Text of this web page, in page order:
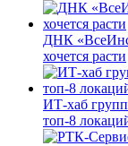
ДНК
хочется расти
ИТ-хаб
топ-8